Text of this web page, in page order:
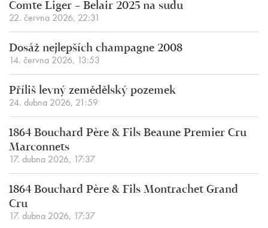
Comte Liger – Belair 2025 na sudu
22. června 2026, 22:31
Dosáž nejlepších champagne 2008
14. června 2026, 13:53
Příliš levný zemědělský pozemek
24. dubna 2026, 21:59
1864 Bouchard Père & Fils Beaune Premier Cru
Marconnets
17. dubna 2026, 17:37
1864 Bouchard Père & Fils Montrachet Grand
Cru
17. dubna 2026, 17:37